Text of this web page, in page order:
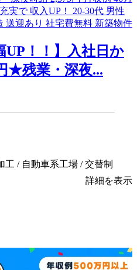
UP！！】入社日か
★残業・深夜...
工 / 自動車系工場 / 交替制
詳細を表示